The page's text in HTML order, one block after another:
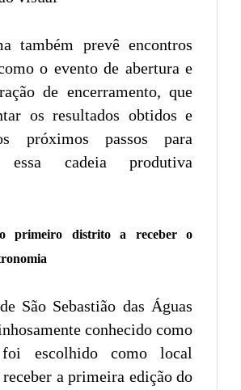
também prevê encontros
o evento de abertura e
de encerramento, que
os resultados obtidos e
próximos passos para
essa cadeia produtiva
primeiro distrito a receber o
São Sebastião das Águas
conhecido como
foi escolhido como local
a primeira edição do